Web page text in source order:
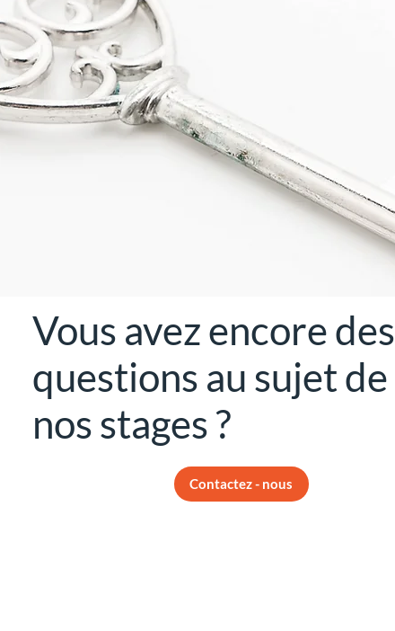
Vous avez encore des
questions au sujet de
nos stages ?
Contactez - nous